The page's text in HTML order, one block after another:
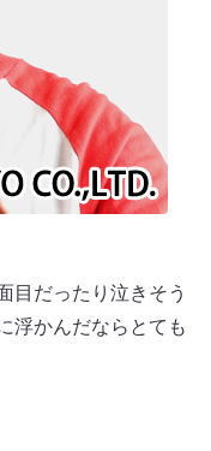
目だったり泣きそう
浮かんだならとても